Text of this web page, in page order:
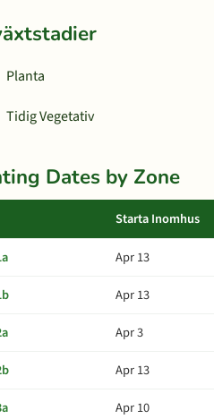
Planta
Tidig Vegetativ
Dates by Zone
Starta Inomhus
Apr 13
Apr 13
Apr 3
Apr 13
Apr 10